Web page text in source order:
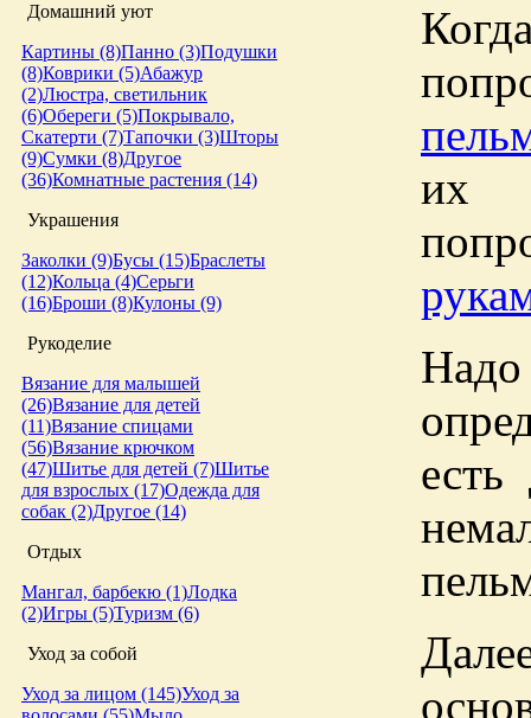
Домашний уют
Картины (8)Панно (3)Подушки
(8)Коврики (5)Абажур
(2)Люстра, светильник
(6)Обереги (5)Покрывало,
Скатерти (7)Тапочки (3)Шторы
(9)Сумки (8)Другое
(36)Комнатные растения (14)
Украшения
Заколки (9)Бусы (15)Браслеты
(12)Кольца (4)Серьги
(16)Броши (8)Кулоны (9)
Рукоделие
Вязание для малышей
(26)Вязание для детей
(11)Вязание спицами
(56)Вязание крючком
(47)Шитье для детей (7)Шитье
для взрослых (17)Одежда для
собак (2)Другое (14)
Отдых
Мангал, барбекю (1)Лодка
(2)Игры (5)Туризм (6)
Уход за собой
Уход за лицом (145)Уход за
их